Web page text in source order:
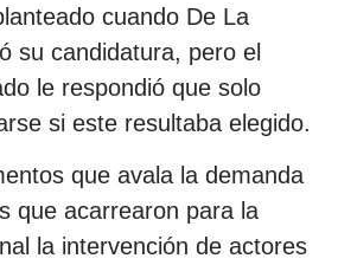
cuando De La
su candidatura, pero el
le respondió que solo
si este resultaba elegido.
que avala la demanda
que acarrearon para la
la intervención de actores